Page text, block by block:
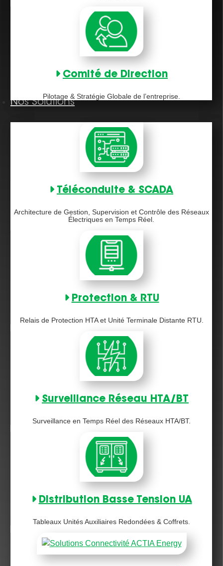
Comité de Direction
Pilotage & Stratégie Globale de l’entreprise.
Nos Solutions
Téléconduite & SCADA
Architecture de Gestion, Supervision et Contrôle des Réseaux
Électriques en Temps Réel.
Protection & RTU
Relais de Protection HTA et Unité Terminale Distante RTU.
Surveillance Réseau HTA/BT
Surveillance en Temps Réel des Réseaux HTA/BT.
Distribution Basse Tension UA
Tableaux Unités Auxiliaires Redondées & Coffrets.